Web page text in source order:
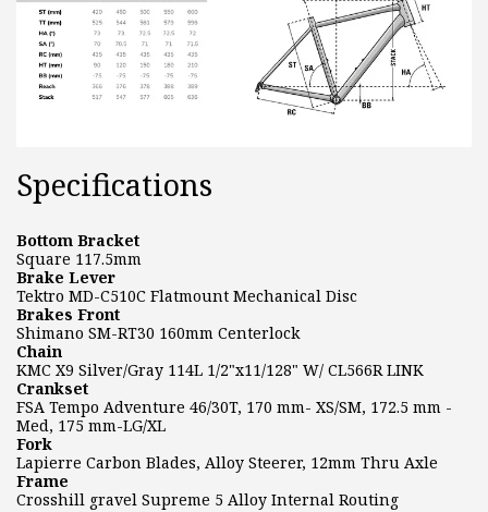
Specifications
Bottom Bracket
Square 117.5mm
Brake Lever
Tektro MD-C510C Flatmount Mechanical Disc
Brakes Front
Shimano SM-RT30 160mm Centerlock
Chain
KMC X9 Silver/Gray 114L 1/2"x11/128" W/ CL566R LINK
Crankset
FSA Tempo Adventure 46/30T, 170 mm- XS/SM, 172.5 mm -
Med, 175 mm-LG/XL
Fork
Lapierre Carbon Blades, Alloy Steerer, 12mm Thru Axle
Frame
Crosshill gravel Supreme 5 Alloy Internal Routing